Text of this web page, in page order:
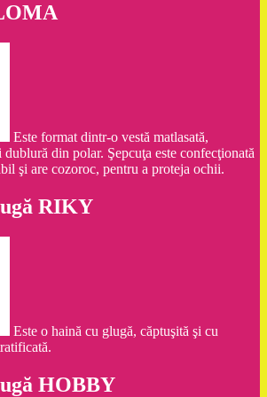
Este format dintr-o vestă matlasată,
din polar. Şepcuţa este confecţionată
şi are cozoroc, pentru a proteja ochii.
RIKY
Este o haină cu glugă, căptuşită şi cu
HOBBY